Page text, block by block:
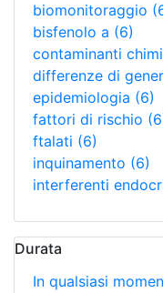
biomonitoraggio
bisfenolo a (6)
contaminanti
differenze di
epidemiologia (6)
fattori di rischio
ftalati (6)
inquinamento (6)
interferenti
Durata
In qualsiasi